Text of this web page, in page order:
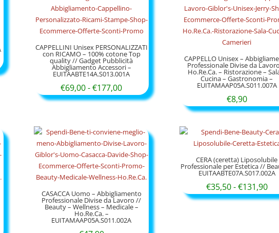
CAPPELLINI Unisex PERSONALIZZATI
con RICAMO – 100% cotone Top
quality // Gadget Pubblicità
Abbigliamento Accessori –
EUITAABTE14A.S013.001A
€69,00-€177,00Fascia
di
da
€69,00
a
€177,00
CAPPELLO Unisex –
Professionale Divise da
Ho.Re.Ca. – Ristorazione –
Cucina – Gastronomia –
EUITAMAAP05A.S011.007A
€8,90
CASACCA Uomo – Abbigliamento
Professionale Divise da Lavoro //
Beauty – Wellness – Medicale –
Ho.Re.Ca. –
EUITAMAAP05A.S011.002A
CERA (ceretta) Liposolubile
Professionale per Estetica //
EUITAABTE07A.S017.002A
€35,50-€131,90
di